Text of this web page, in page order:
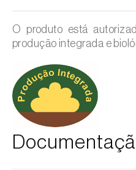
O produto está
produção integrada e